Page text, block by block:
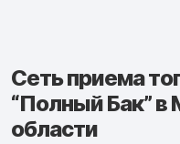
Сеть приема
“Полный Бак”
области